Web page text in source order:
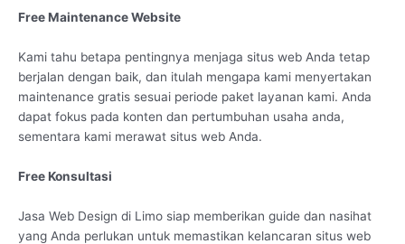
Free Maintenance Website
Kami tahu betapa pentingnya menjaga situs web Anda tetap
berjalan dengan baik, dan itulah mengapa kami menyertakan
maintenance gratis sesuai periode paket layanan kami. Anda
dapat fokus pada konten dan pertumbuhan usaha anda,
sementara kami merawat situs web Anda.
Free Konsultasi
Jasa Web Design di Limo siap memberikan guide dan nasihat
yang Anda perlukan untuk memastikan kelancaran situs web